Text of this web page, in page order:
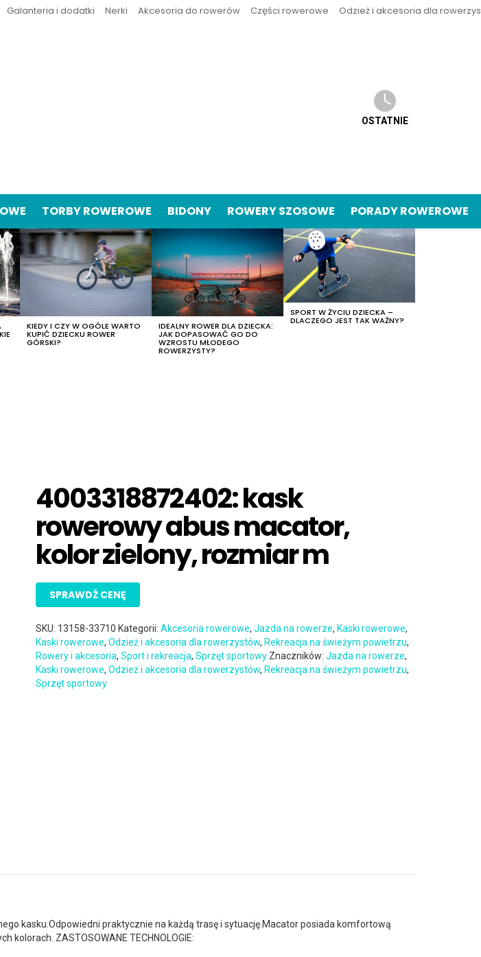
Galanteria i dodatki Nerki Akcesoria do rowerów Części rowerowe Odzież i akcesoria dla
OSTATNIE
TORBY ROWEROWE BIDONY ROWERY SZOSOWE PORADY ROWEROWE
KIEDY I CZY W OGÓLE WARTO
KUPIĆ DZIECKU ROWER
GÓRSKI?
IDEALNY ROWER DLA DZIECKA:
JAK DOPASOWAĆ GO DO
WZROSTU MŁODEGO
ROWERZYSTY?
SPORT W ŻYCIU DZIECKA –
DLACZEGO JEST TAK WAŻNY?
4003318872402: kask
rowerowy abus macator,
kolor zielony, rozmiar m
SPRAWDŹ CENĘ
SKU: 13158-33710 Kategorii:Akcesoria rowerowe,Jazda na rowerze, Kaski rowerowe,
Kaski rowerowe,Odzież i akcesoria dla rowerzystów, Rekreacja na świeżym powietrzu,
Rowery i akcesoria,Sport i rekreacja,Sprzęt sportowy Znaczników:Jazda na rowerze,
Kaski rowerowe,Odzież i akcesoria dla rowerzystów, Rekreacja na świeżym powietrzu,
Sprzęt sportowy
kasku.Odpowiedni praktycznie na każdą trasę i sytuację.Macator posiada komfortową
kolorach. ZASTOSOWANE TECHNOLOGIE: